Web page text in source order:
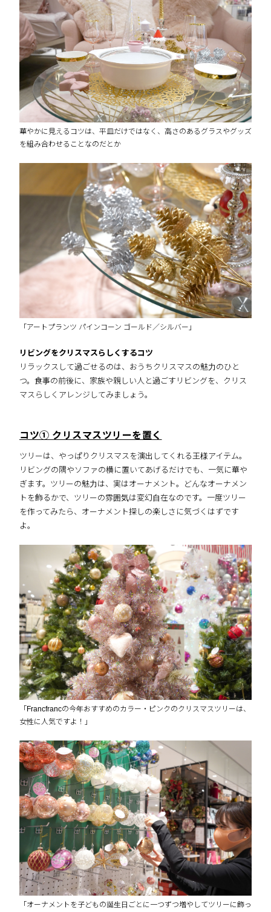
華やかに見えるコツは、平皿だけではなく、高さのあるグラスやグッズ
を組み合わせることなのだとか
「アートプランツ パインコーン ゴールド／シルバー」
リビングをクリスマスらしくするコツ
リラックスして過ごせるのは、おうちクリスマスの魅力のひと
つ。食事の前後に、家族や親しい人と過ごすリビングを、クリス
マスらしくアレンジしてみましょう。
コツ① クリスマスツリーを置く
ツリーは、やっぱりクリスマスを演出してくれる王様アイテム。
リビングの隅やソファの横に置いてあげるだけでも、一気に華や
ぎます。ツリーの魅力は、実はオーナメント。どんなオーナメン
トを飾るかで、ツリーの雰囲気は変幻自在なのです。一度ツリー
を作ってみたら、オーナメント探しの楽しさに気づくはずです
よ。
「Francfrancの今年おすすめのカラー・ピンクのクリスマスツリーは、
女性に人気ですよ！」
「オーナメントを子どもの誕生日ごとに一つずつ増やしてツリーに飾っ